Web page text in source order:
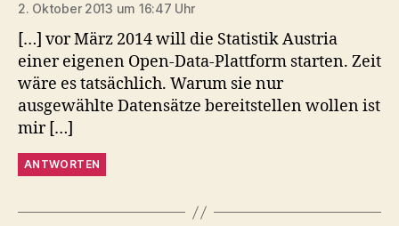
2. Oktober 2013 um 16:47 Uhr
[…] vor März 2014 will die Statistik Austria
einer eigenen Open-Data-Plattform starten. Zeit
wäre es tatsächlich. Warum sie nur
ausgewählte Datensätze bereitstellen wollen ist
mir […]
ANTWORTEN